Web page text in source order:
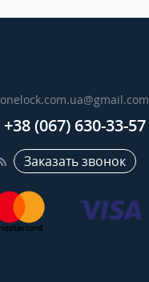
onelock.com.ua@gmail.com
+38 (067) 630-33-57
Заказать звонок